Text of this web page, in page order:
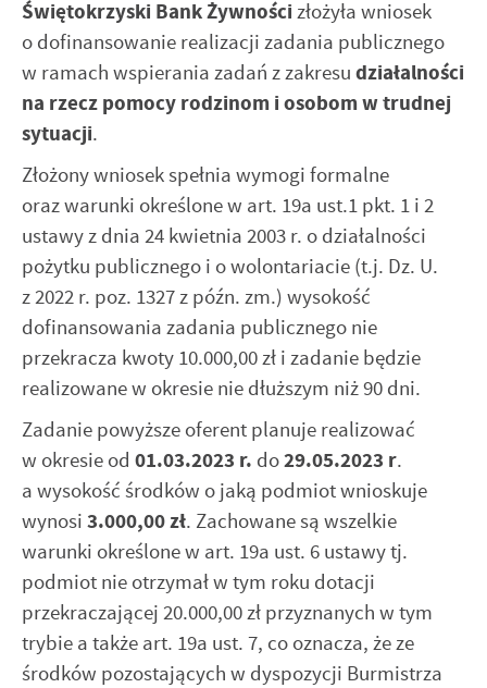
Świętokrzyski Bank Żywności złożyła wniosek
o dofinansowanie realizacji zadania publicznego
w ramach wspierania zadań z zakresu działalności
na rzecz pomocy rodzinom i osobom w trudnej
sytuacji.
Złożony wniosek spełnia wymogi formalne
oraz warunki określone w art. 19a ust.1 pkt. 1 i 2
ustawy z dnia 24 kwietnia 2003 r. o działalności
pożytku publicznego i o wolontariacie (t.j. Dz. U.
z 2022 r. poz. 1327 z późn. zm.) wysokość
dofinansowania zadania publicznego nie
przekracza kwoty 10.000,00 zł i zadanie będzie
realizowane w okresie nie dłuższym niż 90 dni.
Zadanie powyższe oferent planuje realizować
w okresie od 01.03.2023 r. do29.05.2023 r.
a wysokość środków o jaką podmiot wnioskuje
wynosi 3.000,00 zł. Zachowane są wszelkie
warunki określone w art. 19a ust. 6 ustawy tj.
podmiot nie otrzymał w tym roku dotacji
przekraczającej 20.000,00 zł przyznanych w tym
trybie a także art. 19a ust. 7, co oznacza, że ze
środków pozostających w dyspozycji Burmistrza
Twoich zwyczajów dotyczących przeglądanej witryny
internetowej. Treści promocyjne mogą pojawić się na
stronach podmiotów trzecich lub firm będących naszymi
partnerami oraz innych dostawców usług. Firmy te działają
w charakterze pośredników prezentujących nasze treści w
postaci wiadomości, ofert, komunikatów mediów
społecznościowych.